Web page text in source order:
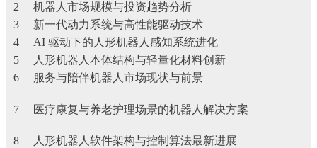
2
机器人市场规模与投资趋势分析
3
新一代动力系统与高性能驱动技术
4
AI 驱动下的人形机器人感知系统进化
5
人形机器人本体结构与轻量化材料创新
6
服务与陪伴机器人市场现状与前景
7 医疗康复与养老护理场景的机器人解决方案
8
人形机器人软件架构与控制算法最新进展